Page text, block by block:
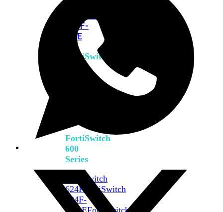
424F-
POE
FortiSwitch
FortiSwitch
600
Series
FortiSwitch
624F FortiSwitch
624F-
FPOEFortiSwitch